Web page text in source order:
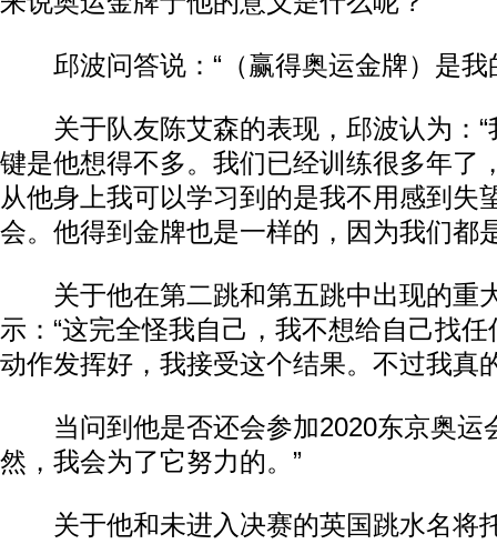
邱波问答说：“（赢得奥运金牌）是我
关于队友陈艾森的表现，邱波认为：“
键是他想得不多。我们已经训练很多年了
从他身上我可以学习到的是我不用感到失
会。他得到金牌也是一样的，因为我们都
关于他在第二跳和第五跳中出现的重
示：“这完全怪我自己，我不想给自己找
动作发挥好，我接受这个结果。不过我真
当问到他是否还会参加2020东京奥运
然，我会为了它努力的。”
关于他和未进入决赛的英国跳水名将